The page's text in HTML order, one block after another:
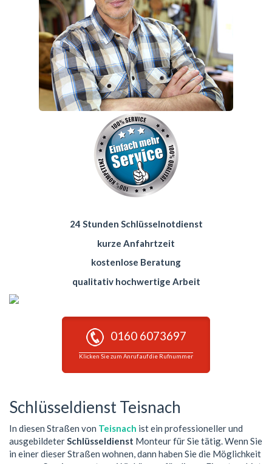
24 Stunden Schlüsselnotdienst
kurze Anfahrtzeit
kostenlose Beratung
qualitativ hochwertige Arbeit
0160 6073697
Klicken Sie zum Anruf auf die Rufnummer
Schlüsseldienst Teisnach
In diesen Straßen von Teisnach ist ein professioneller und
ausgebildeterSchlüsseldienst Monteur für Sie tätig. Wenn Sie
in einer dieser Straßen wohnen, dann haben Sie die Möglichkeit